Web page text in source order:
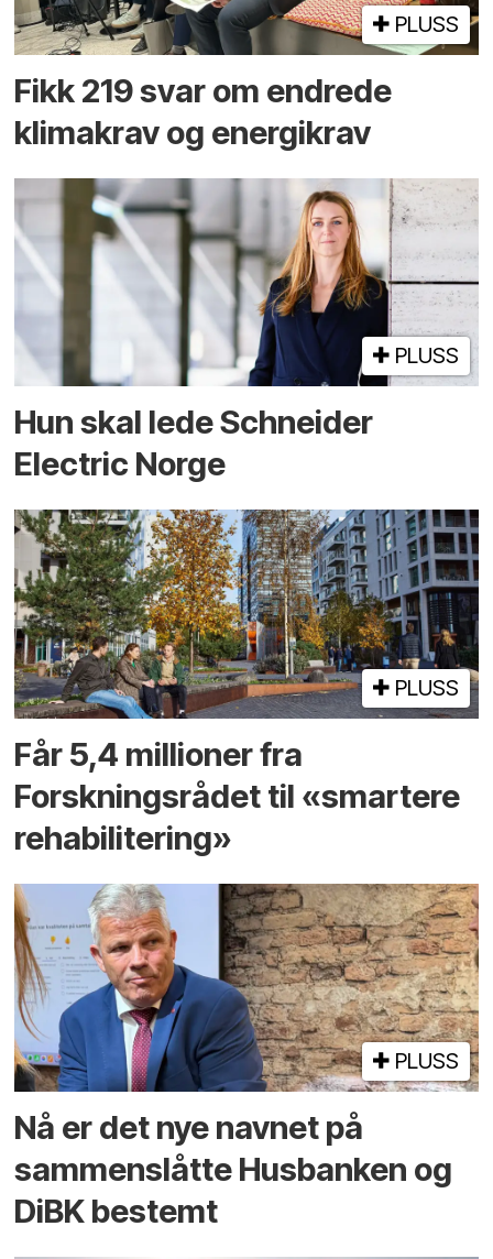
PLUSS
Fikk 219 svar om endrede
klimakrav og energikrav
PLUSS
Hun skal lede Schneider
Electric Norge
PLUSS
Får 5,4 millioner fra
Forskningsrådet til «smartere
rehabilitering»
PLUSS
Nå er det nye navnet på
sammenslåtte Husbanken og
DiBK bestemt